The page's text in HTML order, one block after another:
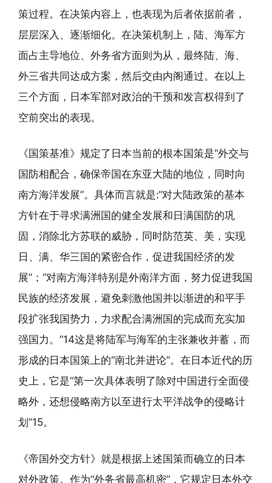
策过程。在决策内容上，也表现为后者依据前者，
层层深入、逐渐细化。在决策机制上，陆、海军方
面占主导地位、外务省方面则为从，最终陆、海、
外三省共同达成方案，然后交由内阁通过。在以上
三个方面，日本军部对政治的干预和发言权得到了
空前突出的表现。
《国策基准》规定了日本当前的根本国策是“外交与
国防相配合，确保帝国在东亚大陆的地位，同时向
南方海洋发展”。具体而言就是:“对大陆政策的基本
方针在于寻求满洲国的健全发展和日满国防的巩
固，消除北方苏联的威胁，同时防范英、美，实现
日、满、华三国的紧密合作，促进我国经济的发
展”；“对南方海洋特别是外南洋方面，努力促进我国
民族的经济发展，避免刺激他国并以渐进的和平手
段扩张我国势力，力求配合满洲国的完成而充实加
强国力。”14这是将陆军与海军的主张兼收并蓄，而
形成的日本国策上的“南北并进论”。在日本近代的历
史上，它是“第一次具体表明了除对中国进行全面侵
略外，还想侵略南方以至进行太平洋战争的侵略计
划”15。
《帝国外交方针》就是根据上述国策而确立的日本
对外政策。作为“外务省最高机密”，它规定日本外交